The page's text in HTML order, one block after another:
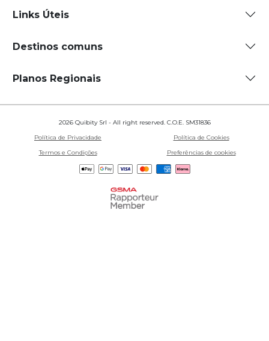
Links Úteis
Destinos comuns
Planos Regionais
2026 Quibity Srl - All right reserved. C.O.E. SM31836
Política de Privacidade
Política de Cookies
Termos e Condições
Preferências de cookies